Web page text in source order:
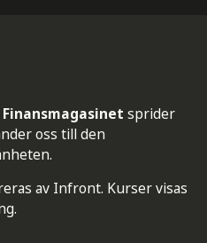
Finansmagasinet sprider
oss till den
av Infront. Kurser visas